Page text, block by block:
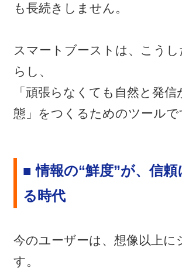
も長続きしません。
スマートブーストは、こう
らし、
「頑張らなくても自然と発信
態」をつくるためのツールで
■ 情報の“鮮度”が、信
る時代
今のユーザーは、想像以上に
す。